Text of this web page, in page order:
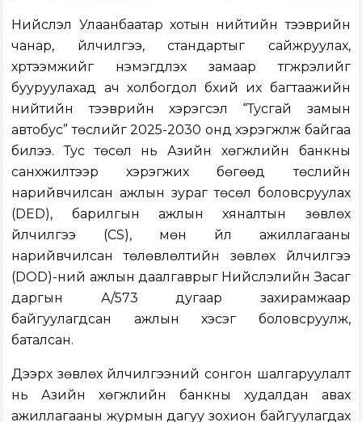
Нийслэл Улаанбаатар хотын нийтийн тээврийн
чанар, үйлчилгээ, стандартыг сайжруулах,
хүртээмжийг нэмэгдүүлэх замаар түгжрэлийг
бууруулахад ач холбогдол бүхий их багтаажийн
нийтийн тээврийн хэрэгсэл “Тусгай замын
автобус” төслийг 2025-2030 онд хэрэгжүүлж байгаа
билээ. Тус төсөл нь Азийн хөгжлийн банкны
санхүүжилтээр хэрэгжих бөгөөд төслийн
нарийвчилсан ажлын зураг төсөл боловсруулах
(DED), барилгын ажлын хяналтын зөвлөх
үйлчилгээ (CS), мөн үйл ажиллагааны
нарийвчилсан төлөвлөлтийн зөвлөх үйлчилгээ
(DOD)-ний ажлын даалгаврыг Нийслэлийн Засаг
даргын А/573 дугаар захирамжаар
байгуулагдсан ажлын хэсэг боловсруулж,
баталсан.
Дээрх зөвлөх үйлчилгээний сонгон шалгаруулалт
нь Азийн хөгжлийн банкны худалдан авах
ажиллагааны журмын дагуу зохион байгуулагдах